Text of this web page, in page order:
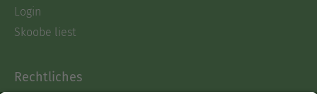
Login
Skoobe liest
Rechtliches